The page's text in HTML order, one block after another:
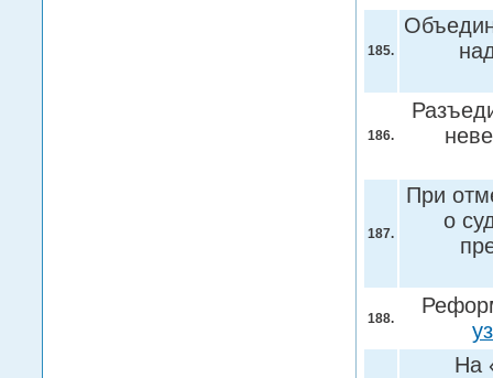
185.
186.
187.
При
о
188.
На